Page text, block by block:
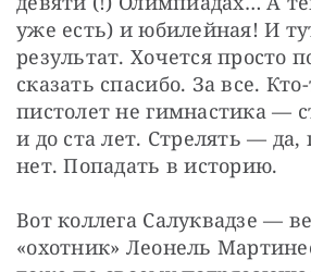
уже есть) и юбилейная! И
результат. Хочется просто
сказать спасибо. За все.
пистолет не гимнастика —
и до ста лет. Стрелять —
нет. Попадать в историю.
Вот коллега Салуквадзе —
«охотник» Леонель